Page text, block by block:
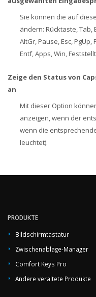
Sie können die auf
ändern: Rücktaste, Tab,
AltGr, Pause, Esc, PgUp,
Entf, Apps, Win,
Zeige den Status von
an
Mit dieser Option
anzeigen, wenn der
wenn die
leuchtet).
PRODUKTE
Bildschirmtastatur
Zwischenablage-Manager
Comfort Keys Pro
Andere veraltete Produkte